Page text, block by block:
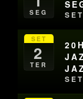
SEG
SET
2
TER